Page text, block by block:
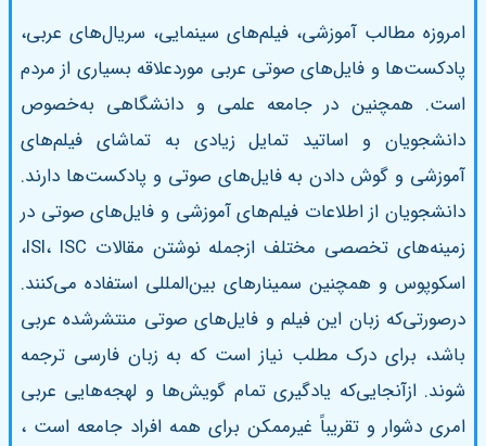
امروزه مطالب آموزشی، فیلم‌های سینمایی، سریال‌های عربی،
پادکست‌ها و فایل‌های صوتی عربی موردعلاقه بسیاری از مردم
است. همچنین در جامعه علمی و دانشگاهی به‌خصوص
دانشجویان و اساتید تمایل زیادی به تماشای فیلم‌های
آموزشی و گوش دادن به فایل‌های صوتی و پادکست‌ها دارند.
دانشجویان از اطلاعات فیلم‌های آموزشی و فایل‌های صوتی در
زمینه‌های تخصصی مختلف ازجمله نوشتن مقالات ISI، ISC،
اسکوپوس و همچنین سمینارهای بین‌المللی استفاده می‌‌کنند.
درصورتی‌که زبان این فیلم و فایل‌های صوتی منتشرشده عربی
باشد، برای درک مطلب نیاز است که به زبان فارسی ترجمه
شوند. ازآنجایی‌که یادگیری تمام گویش‌ها و لهجه‌هایی عربی
امری دشوار و تقریباً غیرممکن برای همه افراد جامعه است ،